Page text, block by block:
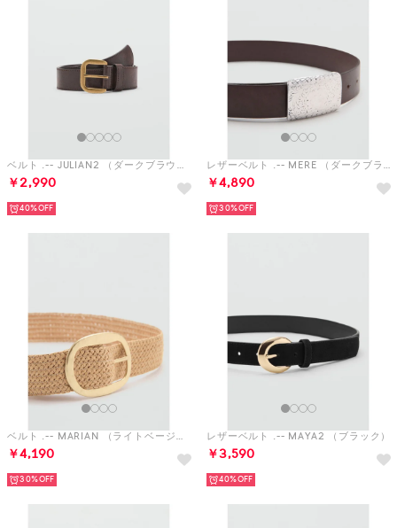
ベルト .-- JULIAN2 （ダークブラウン）
￥2,990
40%
レザーベルト .-- MERE （ダークブラウン）
￥4,890
30%
ベルト .-- MARIAN （ライトベージュ）
￥4,190
30%
レザーベルト .-- MAYA2 （ブラック）
￥3,590
40%